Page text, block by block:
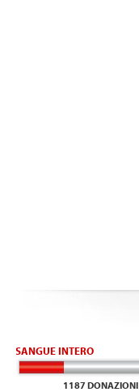
SANGUE INTERO
1187 DONAZIONI